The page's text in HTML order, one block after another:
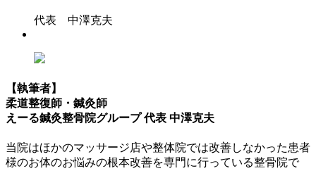
代表 中澤克夫
【執筆者】
柔道整復師・鍼灸師
えーる鍼灸整骨院グループ 代表 中澤克夫
当院はほかのマッサージ店や整体院では改善しなかった患者
様のお体のお悩みの根本改善を専門に行っている整骨院で